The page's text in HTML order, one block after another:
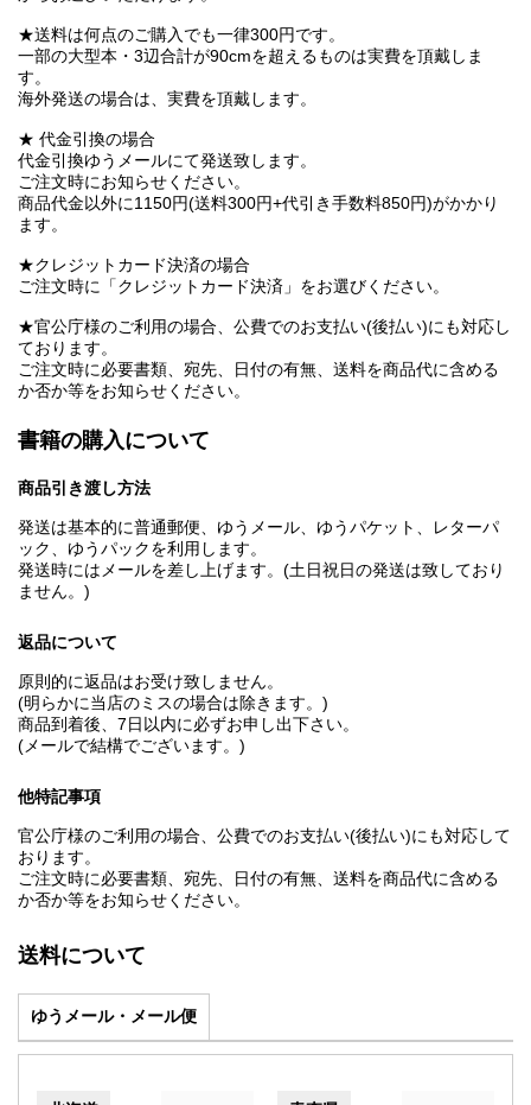
★送料は何点のご購入でも一律300円です。
一部の大型本・3辺合計が90cmを超えるものは実費を頂戴しま
す。
海外発送の場合は、実費を頂戴します。
★ 代金引換の場合
代金引換ゆうメールにて発送致します。
ご注文時にお知らせください。
商品代金以外に1150円(送料300円+代引き手数料850円)がかかり
ます。
★クレジットカード決済の場合
ご注文時に「クレジットカード決済」をお選びください。
★官公庁様のご利用の場合、公費でのお支払い(後払い)にも対応し
ております。
ご注文時に必要書類、宛先、日付の有無、送料を商品代に含める
か否か等をお知らせください。
書籍の購入について
商品引き渡し方法
発送は基本的に普通郵便、ゆうメール、ゆうパケット、レターパ
ック、ゆうパックを利用します。
発送時にはメールを差し上げます。(土日祝日の発送は致しており
ません。)
返品について
原則的に返品はお受け致しません。
(明らかに当店のミスの場合は除きます。)
商品到着後、7日以内に必ずお申し出下さい。
(メールで結構でございます。)
他特記事項
官公庁様のご利用の場合、公費でのお支払い(後払い)にも対応して
おります。
ご注文時に必要書類、宛先、日付の有無、送料を商品代に含める
か否か等をお知らせください。
送料について
ゆうメール・メール便